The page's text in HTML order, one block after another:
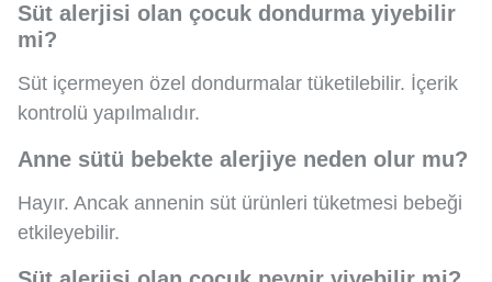
Süt alerjisi olan çocuk dondurma yiyebilir
mi?
Süt içermeyen özel dondurmalar tüketilebilir. İçerik
kontrolü yapılmalıdır.
Anne sütü bebekte alerjiye neden olur mu?
Hayır. Ancak annenin süt ürünleri tüketmesi bebeği
etkileyebilir.